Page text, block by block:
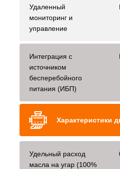
Удаленный
мониторинг и
управление
Интеграция с
источником
бесперебойного
питания (ИБП)
Характеристики
Удельный расход
масла на угар (100%